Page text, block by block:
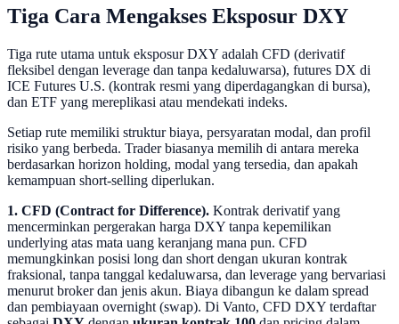
Tiga Cara Mengakses Eksposur DXY
Tiga rute utama untuk eksposur DXY adalah CFD (derivatif
fleksibel dengan leverage dan tanpa kedaluwarsa), futures DX di
ICE Futures U.S. (kontrak resmi yang diperdagangkan di bursa),
dan ETF yang mereplikasi atau mendekati indeks.
Setiap rute memiliki struktur biaya, persyaratan modal, dan profil
risiko yang berbeda. Trader biasanya memilih di antara mereka
berdasarkan horizon holding, modal yang tersedia, dan apakah
kemampuan short-selling diperlukan.
1. CFD (Contract for Difference). Kontrak derivatif yang
mencerminkan pergerakan harga DXY tanpa kepemilikan
underlying atas mata uang keranjang mana pun. CFD
memungkinkan posisi long dan short dengan ukuran kontrak
fraksional, tanpa tanggal kedaluwarsa, dan leverage yang bervariasi
menurut broker dan jenis akun. Biaya dibangun ke dalam spread
dan pembiayaan overnight (swap). Di Vanto, CFD DXY terdaftar